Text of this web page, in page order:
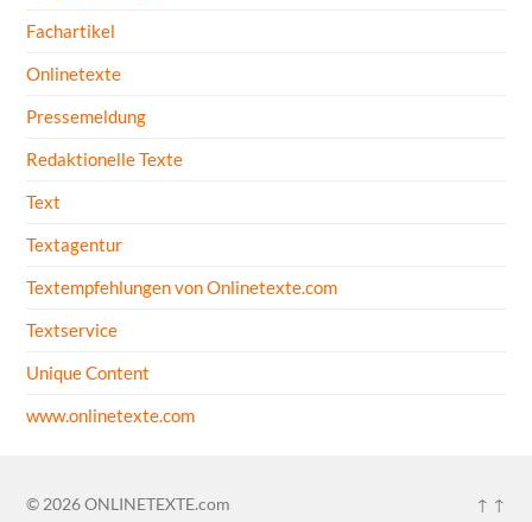
Fachartikel
Onlinetexte
Pressemeldung
Redaktionelle Texte
Text
Textagentur
Textempfehlungen von Onlinetexte.com
Textservice
Unique Content
www.onlinetexte.com
© 2026ONLINETEXTE.com ↑ ↑